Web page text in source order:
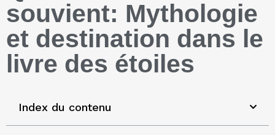
souvient: Mythologie
et destination dans le
livre des étoiles
Index du contenu